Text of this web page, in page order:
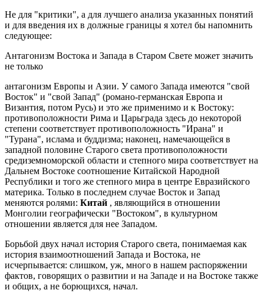
Не для "критики", а для лучшего анализа указанных понятий
и для введения их в должные границы я хотел бы напомнить
следующее:
Антагонизм Востока и Запада в Старом Свете может значить
не только
антагонизм Европы и Азии. У самого Запада имеются "свой
Восток" и "свой Запад" (романо-германская Европа и
Византия, потом Русь) и это же применимо и к Востоку:
противоположности Рима и Царьграда здесь до некоторой
степени соответствует противоположность "Ирана" и
"Турана", ислама и буддизма; наконец, намечающейся в
западной половине Старого света противоположности
средиземноморской области и степного мира соответствует на
Дальнем Востоке соотношение Китайской Народной
Республики и того же степного мира в центре Евразийского
материка. Только в последнем случае Восток и Запад
меняются ролями: Китай , являющийся в отношении
Монголии географически "Востоком", в культурном
отношении является для нее Западом.
Борьбой двух начал история Старого света, понимаемая как
история взаимоотношений Запада и Востока, не
исчерпывается: слишком, уж, много в нашем распоряжении
фактов, говорящих о развитии и на Западе и на Востоке также
и общих, а не борющихся, начал.